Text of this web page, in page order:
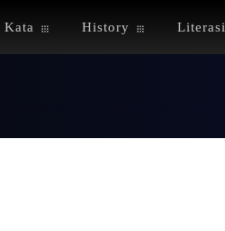
History Literasi